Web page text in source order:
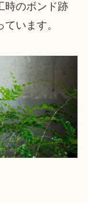
時のボンド跡
います。